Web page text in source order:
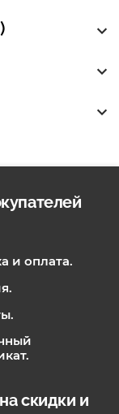
и оплата.
скидки и